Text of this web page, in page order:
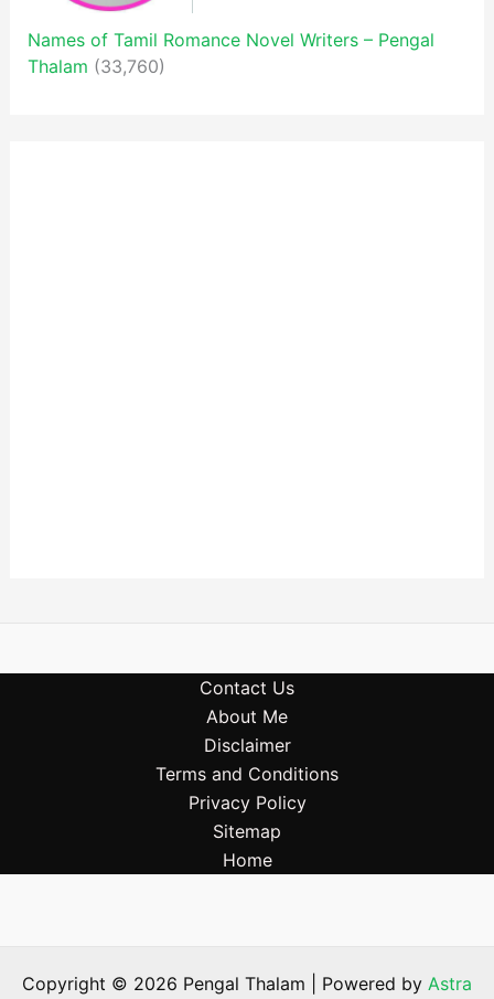
Names of Tamil Romance Novel Writers – Pengal
Thalam (33,760)
Contact Us
About Me
Disclaimer
Terms and Conditions
Privacy Policy
Sitemap
Home
Copyright © 2026 Pengal Thalam | Powered by Astra